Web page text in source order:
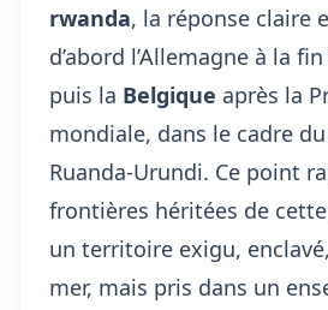
rwanda, la réponse claire
d’abord l’Allemagne à la
puis la Belgique après la
mondiale, dans le cadre
Ruanda-Urundi. Ce point
frontières héritées de
un territoire exigu,
mer, mais pris dans un